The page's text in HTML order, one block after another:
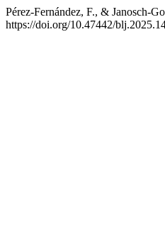
Pérez-Fernández, F., & Janosch-
https://doi.org/10.47442/